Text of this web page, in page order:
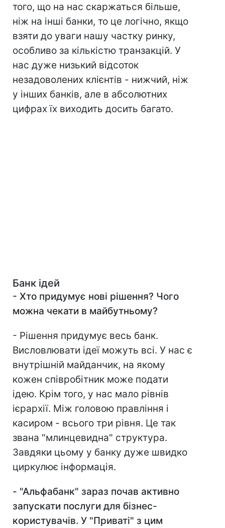
того, що на нас скаржаться більше,
ніж на інші банки, то це логічно, якщо
взяти до уваги нашу частку ринку,
особливо за кількістю транзакцій. У
нас дуже низький відсоток
незадоволених клієнтів - нижчий, ніж
у інших банків, але в абсолютних
цифрах їх виходить досить багато.
Банк ідей
- Хто придумує нові рішення? Чого
можна чекати в майбутньому?
- Рішення придумує весь банк.
Висловлювати ідеї можуть всі. У нас є
внутрішній майданчик, на якому
кожен співробітник може подати
ідею. Крім того, у нас мало рівнів
ієрархії. Між головою правління і
касиром - всього три рівня. Це так
звана "млинцевидна" структура.
Завдяки цьому у банку дуже швидко
циркулює інформація.
- "Альфабанк" зараз почав активно
запускати послуги для бізнес-
користувачів. У "Приваті" з цим